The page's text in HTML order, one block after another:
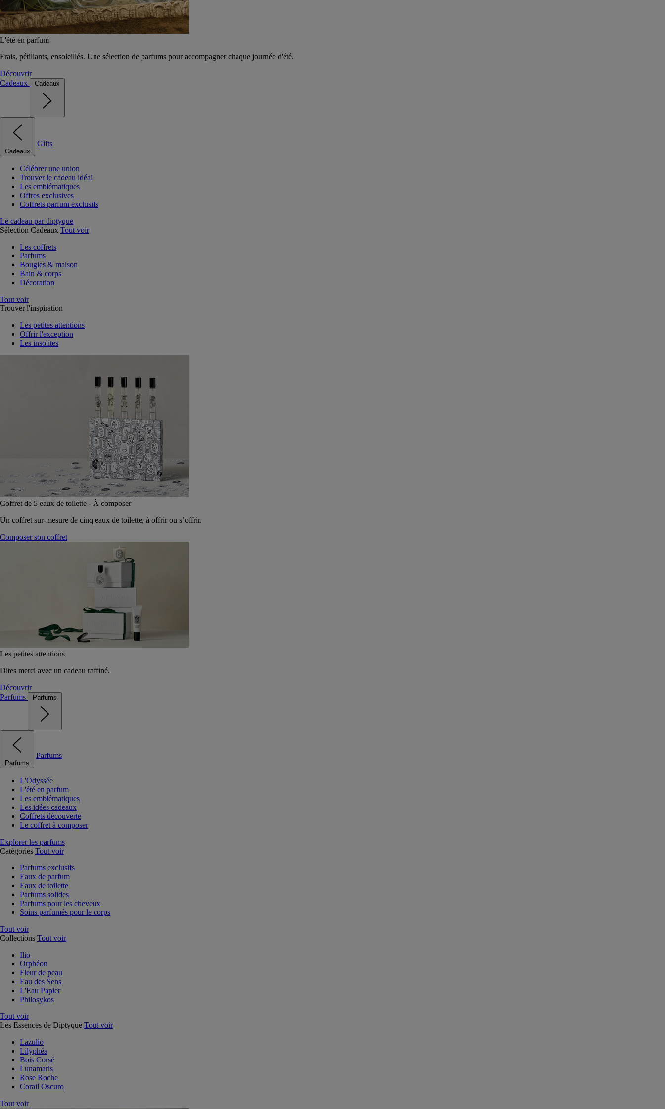
L'été en parfum
Frais, pétillants, ensoleillés. Une sélection de parfums pour accompagner chaque journée d'été.
Découvrir
Cadeaux
Cadeaux
Cadeaux
Gifts
Célébrer une union
Trouver le cadeau idéal
Les emblématiques
Offres exclusives
Coffrets parfum exclusifs
Le cadeau par diptyque
Sélection Cadeaux Tout voir
Les coffrets
Parfums
Bougies & maison
Bain & corps
Décoration
Tout voir
Trouver l'inspiration
Les petites attentions
Offrir l'exception
Les insolites
Coffret de 5 eaux de toilette - À composer
Un coffret sur-mesure de cinq eaux de toilette, à offrir ou s’offrir.
Composer son coffret
Les petites attentions
Dites merci avec un cadeau raffiné.
Découvrir
Parfums
Parfums
Parfums
Parfums
L'Odyssée
L'été en parfum
Les emblématiques
Les idées cadeaux
Coffrets découverte
Le coffret à composer
Explorer les parfums
Catégories Tout voir
Parfums exclusifs
Eaux de parfum
Eaux de toilette
Parfums solides
Parfums pour les cheveux
Soins parfumés pour le corps
Tout voir
Collections Tout voir
Ilio
Orphéon
Fleur de peau
Eau des Sens
L'Eau Papier
Philosykos
Tout voir
Les Essences de Diptyque Tout voir
Lazulio
Lilyphéa
Bois Corsé
Lunamaris
Rose Roche
Corail Oscuro
Tout voir